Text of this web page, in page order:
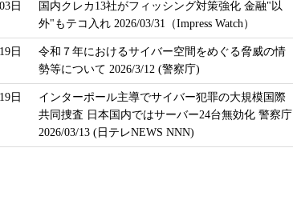
日
国内クレカ13社がフィッシング対策強化 金融"以
外"もテコ入れ 2026/03/31（Impress Watch）
日
令和７年におけるサイバー空間をめぐる脅威の情
勢等について 2026/3/12 (警察庁)
日
インターポール主導でサイバー犯罪の大規模国際
共同捜査 日本国内ではサーバー24台無効化 警察庁
2026/03/13 (日テレNEWS NNN)